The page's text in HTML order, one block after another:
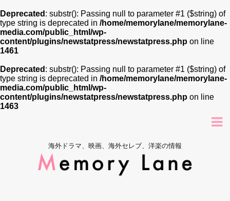
Deprecated : substr(): Passing null to parameter #1 ($string) of
type string is deprecated in /home/memorylane/memorylane-
media.com/public_html/wp-
content/plugins/newstatpress/newstatpress.php on line
1461
Deprecated : substr(): Passing null to parameter #1 ($string) of
type string is deprecated in /home/memorylane/memorylane-
media.com/public_html/wp-
content/plugins/newstatpress/newstatpress.php on line
1463
海外ドラマ、映画、海外セレブ、洋楽の情報